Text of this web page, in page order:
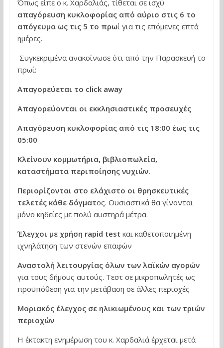
Όπως είπε ο κ. Χαρδαλιάς, τίθεται σε ισχύ
απαγόρευση κυκλοφορίας από αύριο στις 6 το
απόγευμα ως τις 5 το πρωί για τις επόμενες επτά
ημέρες.
Συγκεκριμένα ανακοίνωσε ότι από την Παρασκευή το
πρωί:
Απαγορεύεται το click away
Απαγορεύονται οι εκκλησιαστικές προσευχές
Απαγόρευση κυκλοφορίας από τις 18:00 έως τις
05:00
Κλείνουν κομμωτήρια, βιβλιοπωλεία,
καταστήματα περιποίησης νυχιών.
Περιορίζονται στο ελάχιστο οι θρησκευτικές
τελετές κάθε δόγματος. Ουσιαστικά θα γίνονται
μόνο κηδείες με πολύ αυστηρά μέτρα.
Έλεγχοι με χρήση rapid test και καθετοποιημένη
ιχνηλάτηση των στενών επαφών
Αναστολή λειτουργίας όλων των λαϊκών αγορών
για τους δήμους αυτούς. Τεστ σε μικροπωλητές ως
προϋπόθεση για την μετάβαση σε άλλες περιοχές
Μοριακός έλεγχος σε ηλικιωμένους και των τριών
περιοχών
Η έκτακτη ενημέρωση του κ. Χαρδαλιά έρχεται μετά